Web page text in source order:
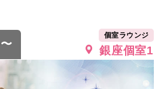
個室ラウンジ
銀座個室1